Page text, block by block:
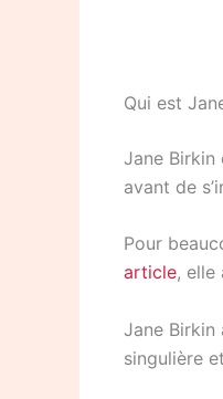
Qui est
Jane Birkin
avant de
Pour
article, elle
Jane Birkin
singulière